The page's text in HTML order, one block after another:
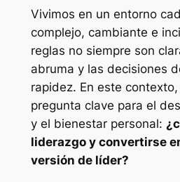
Vivimos en un entorno
complejo, cambiante e
reglas no siempre son
abruma y las decisiones
rapidez. En este
pregunta clave para el
y el bienestar personal:
liderazgo y convertirse
versión de líder?